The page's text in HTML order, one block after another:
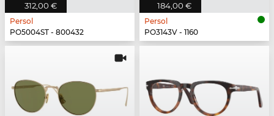
312,00 €
Persol
PO5004ST - 800432
184,00 €
Persol
PO3143V - 1160